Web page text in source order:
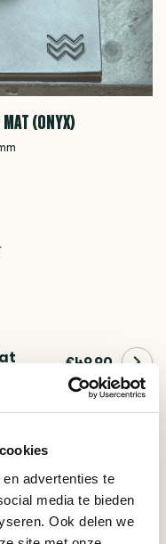
advertenties te
media te bieden
Ook delen we
(ONYX)
€49,90
€496,90